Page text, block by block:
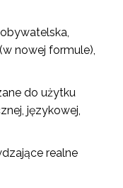
nowej formule),
do użytku
językowej,
realne